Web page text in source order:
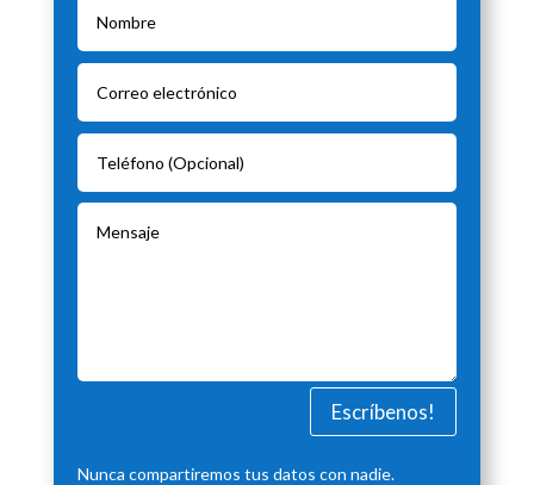
Escríbenos!
Nunca compartiremos tus datos con nadie.